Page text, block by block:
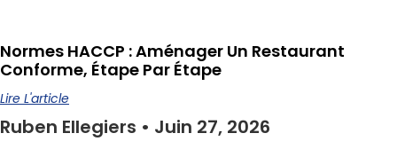
Normes HACCP : Aménager Un Restaurant
Conforme, Étape Par Étape
Lire L'article
Ruben Ellegiers Juin 27, 2026